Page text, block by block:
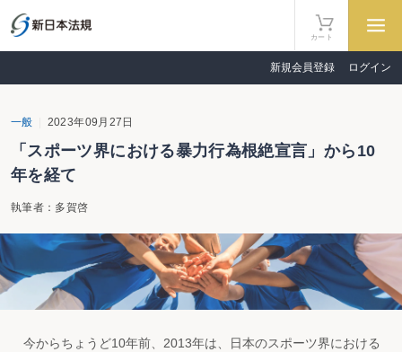
カート
新規会員登録 ログイン
一般 2023年09月27日
「スポーツ界における暴力行為根絶宣言」から10
年を経て
執筆者：多賀啓
今からちょうど10年前、2013年は、日本のスポーツ界における